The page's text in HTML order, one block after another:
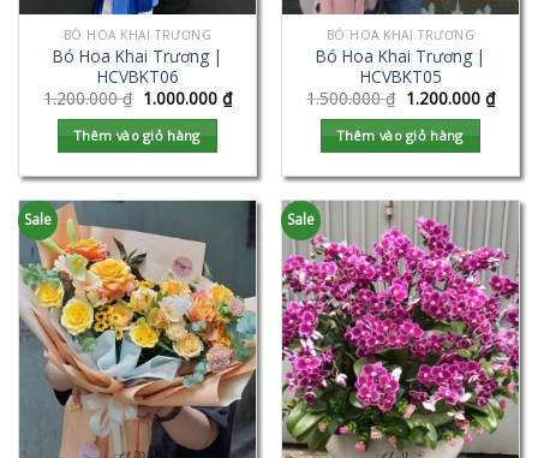
BÓ HOA KHAI TRƯƠNG
Bó Hoa Khai Trương |
HCVBKT06
1.200.000₫ 1.000.000 ₫
Thêm vào giỏ hàng
BÓ HOA KHAI TRƯƠNG
Bó Hoa Khai Trương |
HCVBKT05
1.500.000₫ 1.200.000 ₫
Thêm vào giỏ hàng
Sale Sale